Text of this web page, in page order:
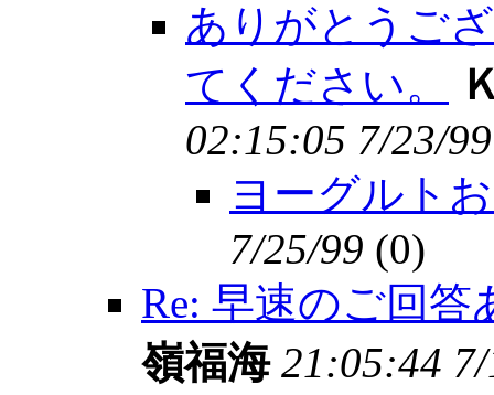
ありがとうご
てください。
02:15:05 7/23/99
ヨーグルト
7/25/99 (0)
Re: 早速のご回
嶺福海 21:05:44